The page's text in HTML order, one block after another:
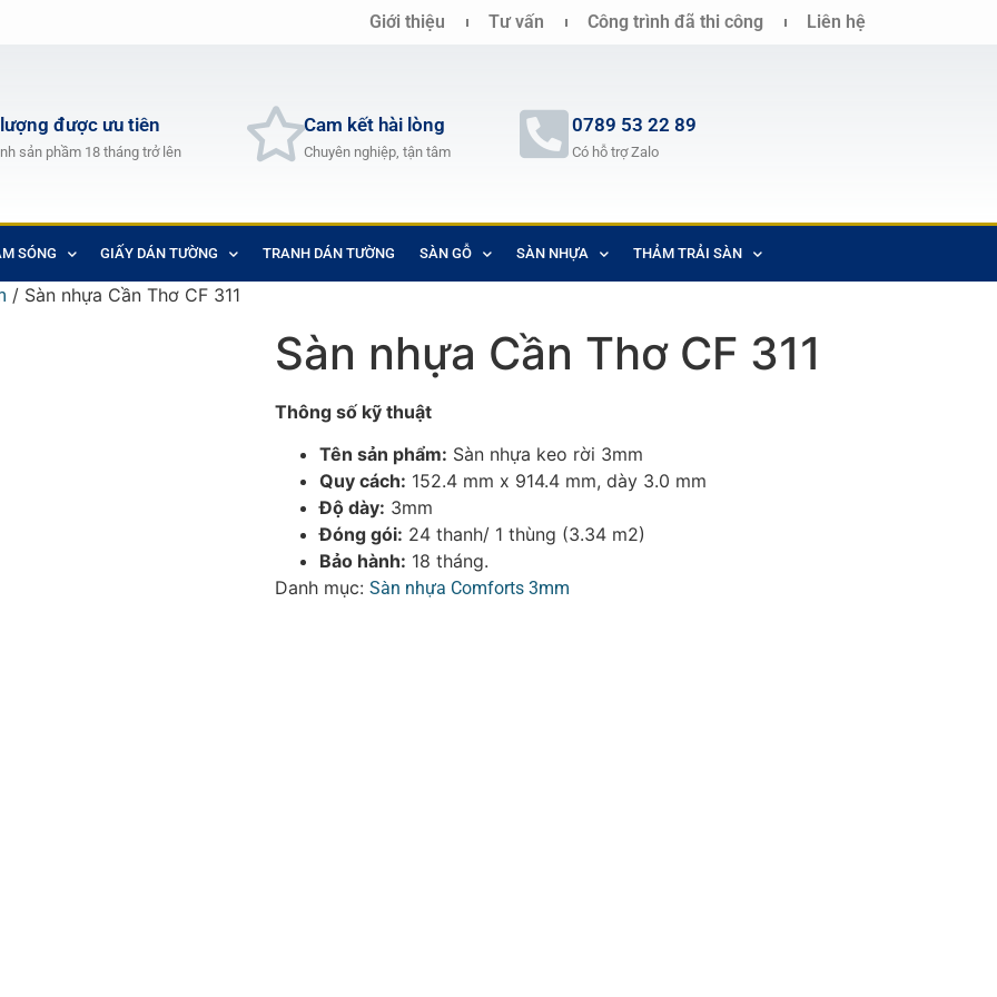
Giới thiệu Tư vấn Công trình đã thi công Liên hệ
được ưu tiên
sản phầm 18 tháng trở lên
Cam kết hài lòng
Chuyên nghiệp, tận tâm
0789 53 22 89
Có hỗ trợ Zalo
SÓNG GIẤY DÁN TƯỜNG TRANH DÁN TƯỜNG SÀN GỖ SÀN NHỰA THẢM TRẢI SÀN
/ Sàn nhựa Cần Thơ CF 311
Sàn nhựa Cần Thơ CF 311
Thông số kỹ thuật
Tên sản phẩm: Sàn nhựa keo rời 3mm
Quy cách: 152.4 mm x 914.4 mm, dày 3.0 mm
Độ dày: 3mm
Đóng gói: 24 thanh/ 1 thùng (3.34 m2)
Bảo hành: 18 tháng.
Danh mục: Sàn nhựa Comforts 3mm